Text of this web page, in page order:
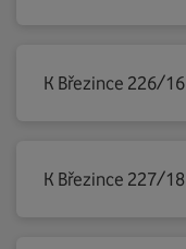
K Březince 226/16
K Březince 227/18